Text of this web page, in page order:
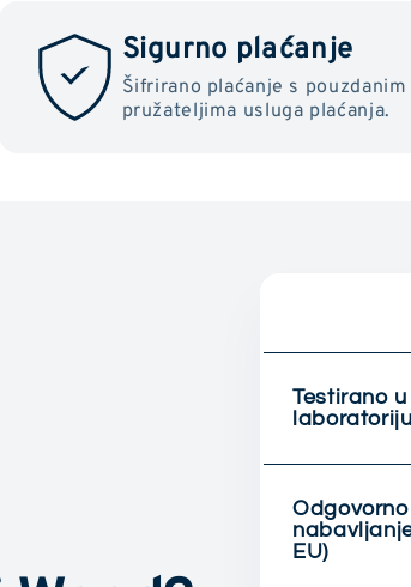
Sigurno plaćanje
Šifrirano plaćanje s pouzdanim
pružateljima usluga plaćanja.
Testirano
laboratoriju
Odgovorno
EU)